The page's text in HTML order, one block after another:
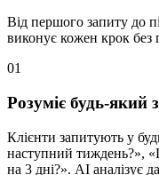
Від першого запиту до
виконує кожен крок без
01
Розуміє будь-який
Клієнти запитують у
наступний тиждень?»,
на 3 дні?». AI аналізує